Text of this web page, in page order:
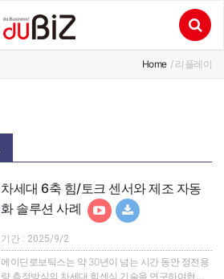
Home / 리플레이
차세대 6축 힘/토크 센서와 제조 자동
화 솔루션 사례
기간 : 2025/9/2
에이딘로보틱스는 약 30년이 넘는 시간 동안 정전용
량 측정방식의 차세대 힘센싱 기술을 연구하여협동